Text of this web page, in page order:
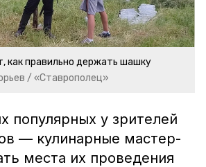
как правильно держать шашку
/ «Ставрополец»
популярных у зрителей
— кулинарные мастер-
места их проведения